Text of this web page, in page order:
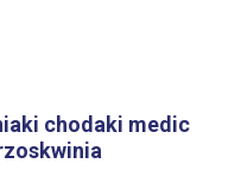
chodaki medic